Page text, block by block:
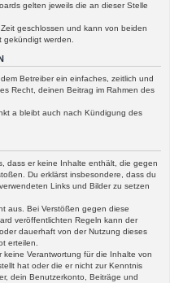
gelten jeweils die an dieser Stelle
geschlossen und kann von beiden
werden.
Betreiber ein einfaches, zeitlich und
Recht, deinen Beitrag im Rahmen des
a bleibt auch nach Kündigung des
dass er keine Inhalte enthält, die gegen
Du erklärst insbesondere, dass du
Links und Bilder zu setzen
aus. Bei Verstößen gegen diese
veröffentlichten Regeln kann der
dauerhaft von der Nutzung dieses
erteilen.
Verantwortung für die Inhalte von
hat oder die er nicht zur Kenntnis
dein Benutzerkonto, Beiträge und